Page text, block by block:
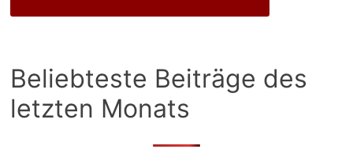
Beliebteste Beiträge des
letzten Monats